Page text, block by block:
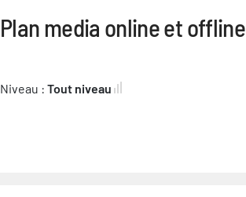
Plan media online et offline
Niveau : Tout niveau